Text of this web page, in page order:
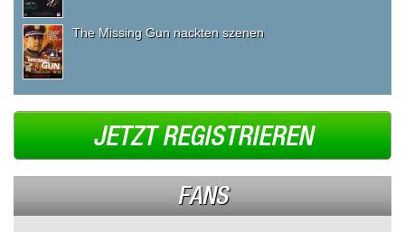
The Missing Gun nackten szenen
JETZT REGISTRIEREN
FANS